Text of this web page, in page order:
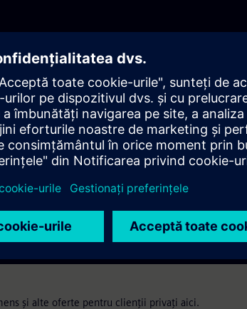
și alte oferte pentru clienții privați aici.